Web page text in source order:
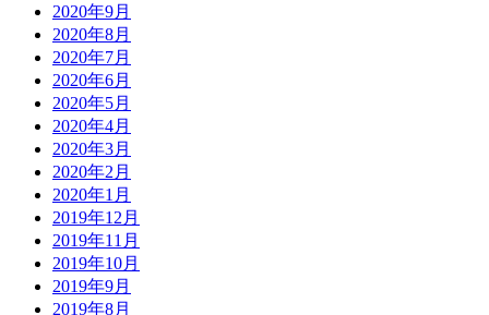
2020年9月
2020年8月
2020年7月
2020年6月
2020年5月
2020年4月
2020年3月
2020年2月
2020年1月
2019年12月
2019年11月
2019年10月
2019年9月
2019年8月